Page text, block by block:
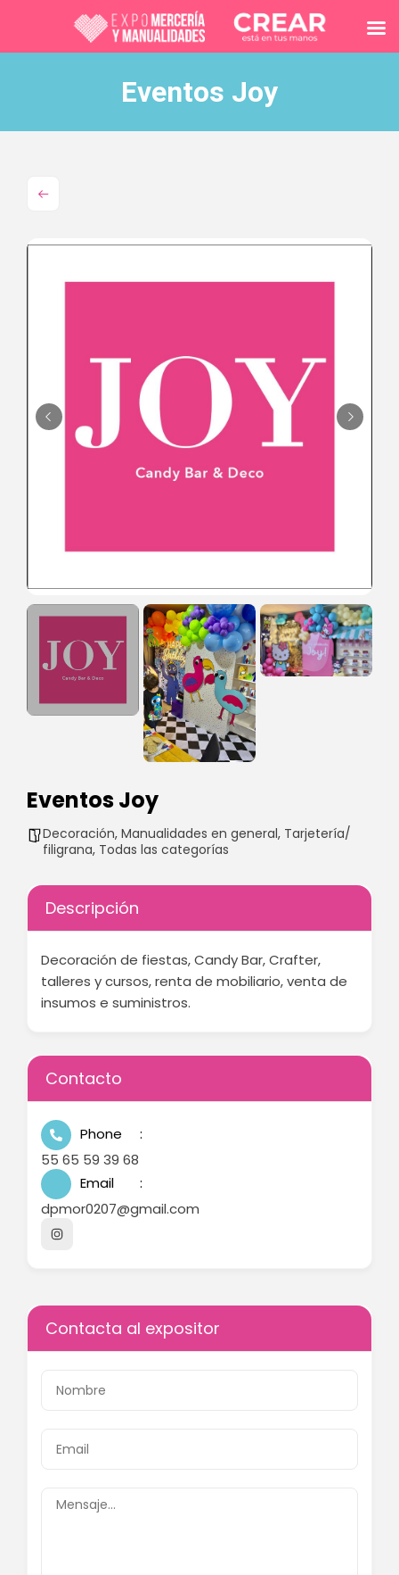
Eventos Joy
Eventos Joy
Decoración, Manualidades en general, Tarjetería/
filigrana, Todas las categorías
Descripción
Decoración de fiestas, Candy Bar, Crafter,
talleres y cursos, renta de mobiliario, venta de
insumos e suministros.
Contacto
Phone
55 65 59 39 68
Email
dpmor0207@gmail.com
Contacta al expositor